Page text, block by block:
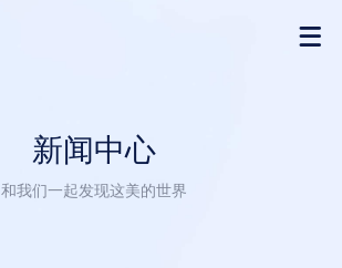
新闻中心
和我们一起发现这美的世界